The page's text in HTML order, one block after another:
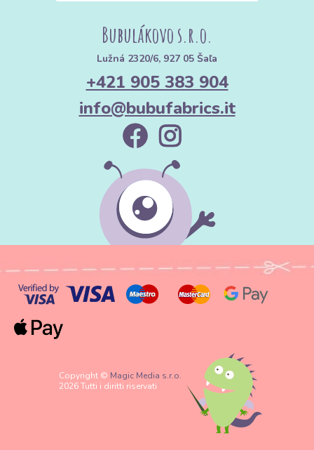
Bubulákovo s.r.o.
Lužná 2320/6, 927 05 Šaľa
+421 905 383 904
info@bubufabrics.it
Copyright © Magic Media s.r.o.
2026 Tutti i diritti riservati